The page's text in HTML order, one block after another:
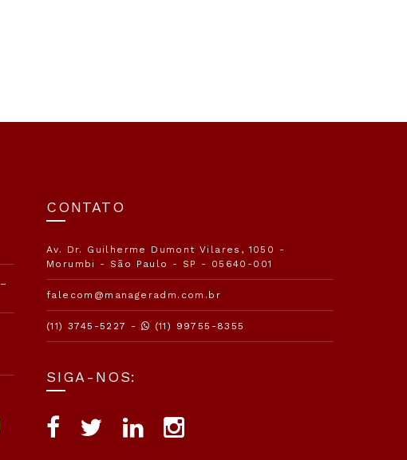
CONTATO
Av. Dr. Guilherme Dumont Vilares, 1050 -
Morumbi - São Paulo - SP - 05640-001
falecom@manageradm.com.br
(11) 3745-5227 - (11) 99755-8355
SIGA-NOS: